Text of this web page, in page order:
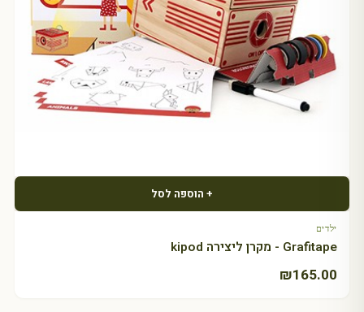
+ הוספה לסל
ילדים
Grafitape - מקרן ליצירה kipod
₪165.00